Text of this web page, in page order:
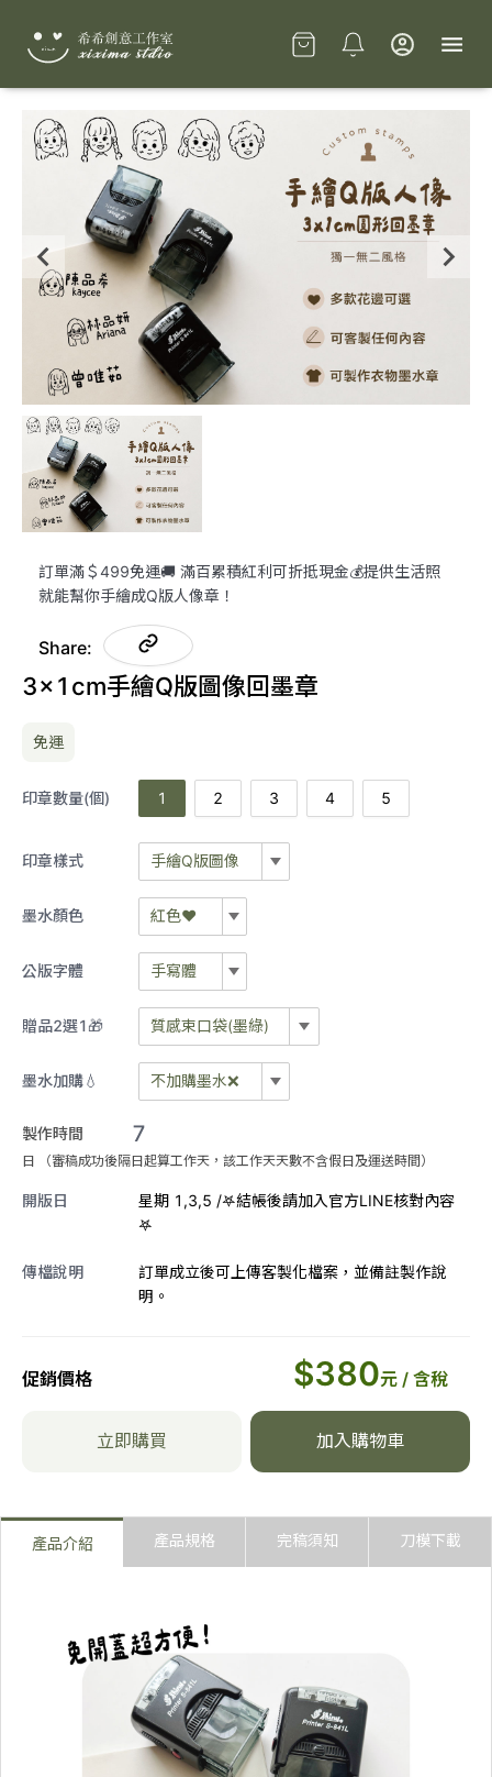
Slide 1 of 1
訂單滿＄499免運🚚 滿百累積紅利可折抵現金💰提供生活照
就能幫你手繪成Q版人像章！
Share:
3x1cm手繪Q版圖像回墨章
免運
印章數量(個) 1 2 3 4 5
印章樣式 手繪Q版圖像
手繪Q版圖像
自備「黑白」向量圖(彩色圖檔請
選手繪方式)
墨水顏色 紅色❤️
紅色❤️
深藍💙
黑色🖤
＆口罩
公版字體 手寫體
手寫體
曼蒂手書體
柯珂體
粗線體
陳森田體
可愛線條體
甜妞體
方圓體
贈品2選1🎁 質感束口袋(墨綠)
質感束口袋(墨綠)
墨水加購💧 不加購墨水❌
黑色一瓶
製作時間 7
日 （審稿成功後隔日起算工作天，該工作天天數不含假日及運送時間）
開版日
星期 1,3,5 /𖤐結帳後請加入官方LINE核對內容
𖤐
傳檔說明
訂單成立後可上傳客製化檔案，並備註製作說
明。
促銷價格 $380元 / 含稅
立即購買 加入購物車
產品介紹 產品規格 完稿須知 刀模下載